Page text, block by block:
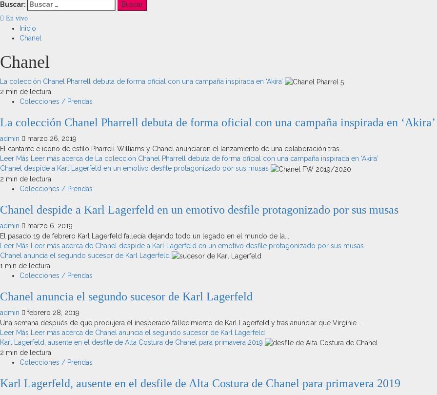
Buscar:
En vivo
Inicio
Chanel
Chanel
La colección Chanel Pharrell debuta de forma oficial con una campaña inspirada en ‘Akira’
2 min de lectura
Colecciones / Prendas
La colección Chanel Pharrell debuta de forma oficial con una campaña inspirada en ‘Akira’
admin
marzo 26, 2019
El cantante e icono de estilo Pharrell Williams y Chanel anunciaron el lanzamiento de una colaboración tras...
Leer Más Leer más acerca de La colección Chanel Pharrell debuta de forma oficial con una campaña inspirada en ‘Akira’
Chanel despide a Karl Lagerfeld en un emotivo desfile protagonizado por sus musas
2 min de lectura
Colecciones / Prendas
Chanel despide a Karl Lagerfeld en un emotivo desfile protagonizado por sus musas
admin
marzo 6, 2019
El pasado 19 de febrero Karl Lagerfeld fallecía dejando todo un legado en el mundo de la...
Leer Más
Leer más acerca de Chanel despide a Karl Lagerfeld en un emotivo desfile protagonizado por sus musas
Chanel anuncia el segundo sucesor de Karl Lagerfeld
1 min de lectura
Colecciones / Prendas
Chanel anuncia el segundo sucesor de Karl Lagerfeld
admin
febrero 28, 2019
Una semana después de que produjera el inesperado fallecimiento de Karl Lagerfeld y tras anunciar que Virginie...
Leer Más
Leer más acerca de Chanel anuncia el segundo sucesor de Karl Lagerfeld
Karl Lagerfeld, ausente en el desfile de Alta Costura de Chanel para primavera 2019
2 min de lectura
Colecciones / Prendas
Karl Lagerfeld, ausente en el desfile de Alta Costura de Chanel para primavera 2019